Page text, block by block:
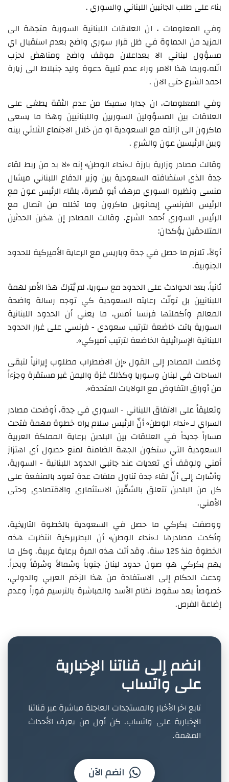
بناء على طلب الجانبين اللبناني والسوري .
وفي المعلومات ، ان العلاقات اللبنانية السورية متجهة الى
المزيد من الحماوة في ظل قرار سوري واضح بعدم استقبال اي
مسؤول لبناني الا بعداعلان موقف واضح ومناهض لحزب
الله،وربما هذا الامر وراء عدم تلبية دعوة وليد جنبلاط الى زيارة
احمد الشرع حتى الان .
وفي المعلومات، ان جدارا سميكا من عدم الثقة يطغى على
العلاقات بين المسؤولين السوريين واللبنانيين وهذا ما يسعى
ماكرون الى ازالته مع السعودية او من خلال الاجتماع الثلاثي بينه
وبين الرئيسين عون والشرع .
وقالت مصادر وزارية بارزة لـ«نداء الوطن» إنه «لا بد من ربط لقاء
جدة الذي استضافته السعودية بين وزير الدفاع اللبناني ميشال
منسى ونظيره السوري مرهف أبو قصرة، بلقاء الرئيس عون مع
الرئيس الفرنسي إيمانويل ماكرون وما تخلله من اتصال مع
الرئيس السوري أحمد الشرع. وقالت المصادر إن هذين الحدثين
المتلاحقين يؤكدان:
أولاً، تلازم ما حصل في جدة وباريس مع الرعاية الأميركية للحدود
الجنوبية.
ثانياً، بعد الحوادث على الحدود مع سوريا، لم يُترك هذا الأمر لهمة
اللبنانيين بل تولّت رعايته السعودية كي توجه رسالة واضحة
المعالم وأكملتها فرنسا أمس، ما يعني أن الحدود اللبنانية
السورية باتت خاضعة لترتيب سعودي - فرنسي على غرار الحدود
اللبنانية الإسرائيلية الخاضعة لترتيب أميركي».
وخلصت المصادر إلى القول «إن الاضطراب مطلوب إيرانياً لتبقى
الساحات في لبنان وسوريا وكذلك غزة واليمن غير مستقرة وجزءاً
من أوراق التفاوض مع الولايات المتحدة».
وتعليقاً على الاتفاق اللبناني - السوري في جدة، أوضحت مصادر
السراي لـ «نداء الوطن» أنّ الرئيس سلام يراه خطوة مهمة فتحت
مساراً جديداً في العلاقات بين البلدين برعاية المملكة العربية
السعودية التي ستكون الجهة الضامنة لمنع حصول أي اهتزاز
أمني ولوقف أي تعديات عند جانبي الحدود اللبنانية - السورية،
وأشارت إلى أنّ لقاء جدة تناول ملفات عدة تعود بالمنفعة على
كل من البلدين تتعلق بالشقّين الاستثماري والاقتصادي وحتى
الأمني.
ووصفت بكركي ما حصل في السعودية بالخطوة التاريخية،
وأكدت مصادرها لـ«نداء الوطن» أن البطريركية انتظرت هذه
الخطوة منذ 125 سنة، وقد أتت هذه المرة برعاية عربية. وكل ما
يهم بكركي هو صون حدود لبنان جنوباً وشمالاً وشرقاً وبحراً.
ودعت الحكام إلى الاستفادة من هذا الزخم العربي والدولي،
خصوصاً بعد سقوط نظام الأسد والمباشرة بالترسيم فوراً وعدم
إضاعة الفرص.
انضم إلى قناتنا الإخبارية
على واتساب
تابع آخر الأخبار والمستجدات العاجلة مباشرة عبر قناتنا
الإخبارية على واتساب. كن أول من يعرف الأحداث
المهمة.
انضم الآن